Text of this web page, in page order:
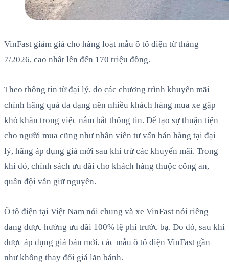
VinFast giảm giá cho hàng loạt mẫu ô tô điện từ tháng
7/2026, cao nhất lên đến 170 triệu đồng.
Theo thông tin từ đại lý, do các chương trình khuyến mãi
chính hãng quá đa dạng nên nhiều khách hàng mua xe gặp
khó khăn trong việc nắm bắt thông tin. Để tạo sự thuận tiện
cho người mua cũng như nhân viên tư vấn bán hàng tại đại
lý, hãng áp dụng giá mới sau khi trừ các khuyến mãi. Trong
khi đó, chính sách ưu đãi cho khách hàng thuộc công an,
quân đội vẫn giữ nguyên.
Ô tô điện tại Việt Nam nói chung và xe VinFast nói riêng
đang được hưởng ưu đãi 100% lệ phí trước bạ. Do đó, sau khi
được áp dụng giá bán mới, các mẫu ô tô điện VinFast gần
như không thay đổi giá lăn bánh.